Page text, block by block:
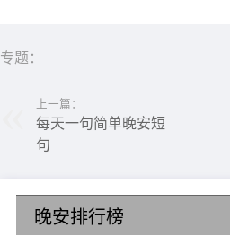
候没人问，我学会了承受;累的时
持、凡事需忍耐、凡事需付出、
的强者，强者是磨练出来的。晚安!
专题：
上一篇：
每天一句简单晚安短
句
晚安排行榜